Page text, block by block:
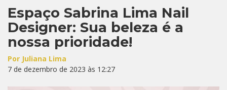
Espaço Sabrina Lima Nail
Designer: Sua beleza é a
nossa prioridade!
Por Juliana Lima
7 de dezembro de 2023 às 12:27